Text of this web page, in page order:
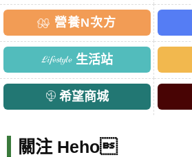
營養N次方
生活站
希望商城
關注 Heho